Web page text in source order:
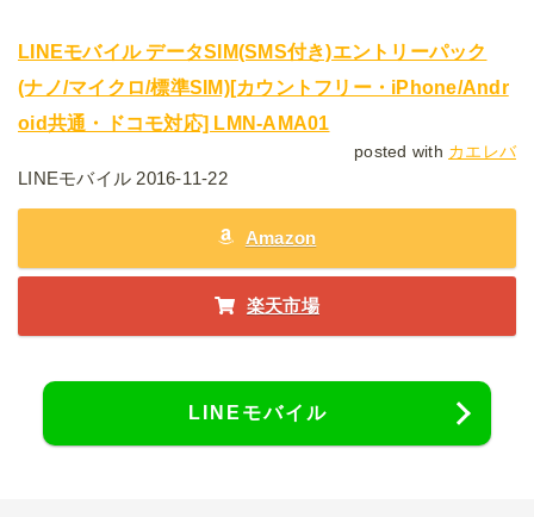
LINEモバイル データSIM(SMS付き)エントリーパック
(ナノ/マイクロ/標準SIM)[カウントフリー・iPhone/Andr
oid共通・ドコモ対応] LMN-AMA01
posted with カエレバ
LINEモバイル 2016-11-22
Amazon
楽天市場
LINEモバイル